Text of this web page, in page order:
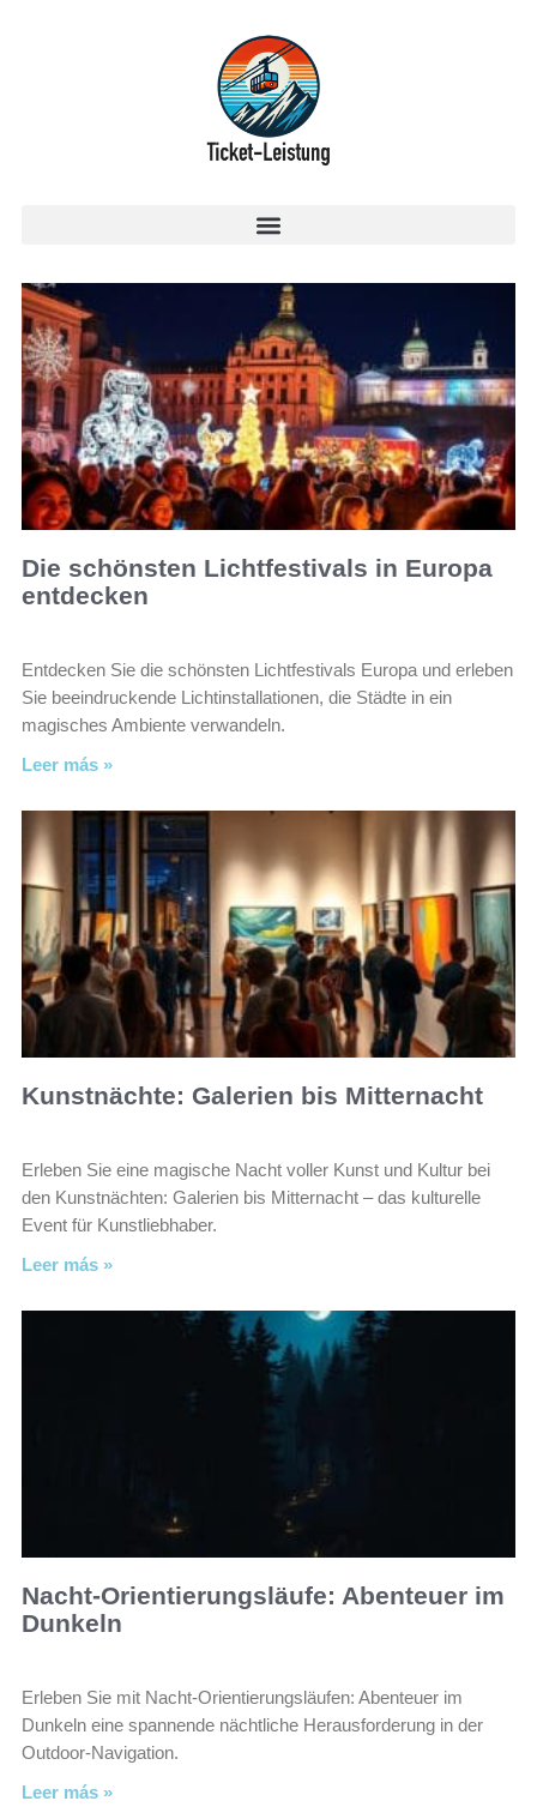
Die schönsten Lichtfestivals in Europa
entdecken
Entdecken Sie die schönsten Lichtfestivals Europa und erleben
Sie beeindruckende Lichtinstallationen, die Städte in ein
magisches Ambiente verwandeln.
Leer más »
Kunstnächte: Galerien bis Mitternacht
Erleben Sie eine magische Nacht voller Kunst und Kultur bei
den Kunstnächten: Galerien bis Mitternacht – das kulturelle
Event für Kunstliebhaber.
Leer más »
Nacht-Orientierungsläufe: Abenteuer im
Dunkeln
Erleben Sie mit Nacht-Orientierungsläufen: Abenteuer im
Dunkeln eine spannende nächtliche Herausforderung in der
Outdoor-Navigation.
Leer más »